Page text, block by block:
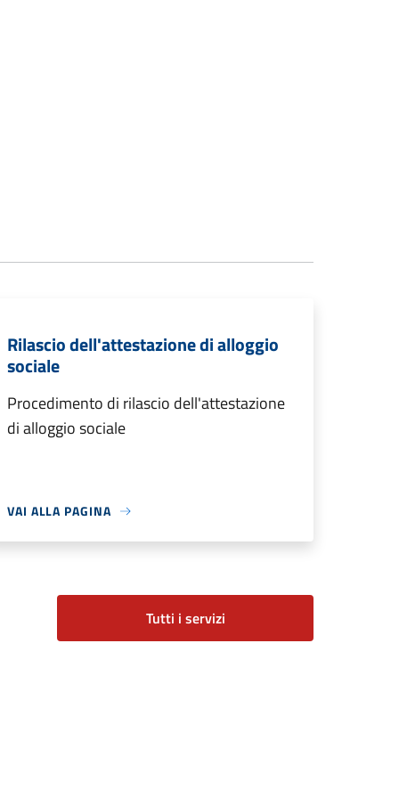
Rilascio dell'attestazione di alloggio
sociale
Procedimento di rilascio dell'attestazione
di alloggio sociale
VAI ALLA PAGINA
Tutti i servizi